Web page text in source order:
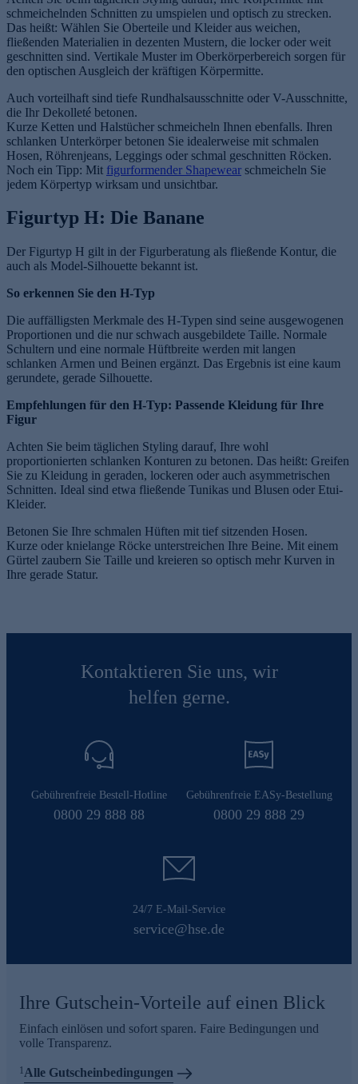
schmeichelnden Schnitten zu umspielen und optisch zu strecken.
Das heißt: Wählen Sie Oberteile und Kleider aus weichen,
fließenden Materialien in dezenten Mustern, die locker oder weit
geschnitten sind. Vertikale Muster im Oberkörperbereich sorgen für
den optischen Ausgleich der kräftigen Körpermitte.
Auch vorteilhaft sind tiefe Rundhalsausschnitte oder V-Ausschnitte,
die Ihr Dekolleté betonen.
Kurze Ketten und Halstücher schmeicheln Ihnen ebenfalls. Ihren
schlanken Unterkörper betonen Sie idealerweise mit schmalen
Hosen, Röhrenjeans, Leggings oder schmal geschnitten Röcken.
Noch ein Tipp: Mit figurformender Shapewear schmeicheln Sie
jedem Körpertyp wirksam und unsichtbar.
Figurtyp H: Die Banane
Der Figurtyp H gilt in der Figurberatung als fließende Kontur, die
auch als Model-Silhouette bekannt ist.
So erkennen Sie den H-Typ
Die auffälligsten Merkmale des H-Typen sind seine ausgewogenen
Proportionen und die nur schwach ausgebildete Taille. Normale
Schultern und eine normale Hüftbreite werden mit langen
schlanken Armen und Beinen ergänzt. Das Ergebnis ist eine kaum
gerundete, gerade Silhouette.
Empfehlungen für den H-Typ: Passende Kleidung für Ihre
Figur
Achten Sie beim täglichen Styling darauf, Ihre wohl
proportionierten schlanken Konturen zu betonen. Das heißt: Greifen
Sie zu Kleidung in geraden, lockeren oder auch asymmetrischen
Schnitten. Ideal sind etwa fließende Tunikas und Blusen oder Etui-
Kleider.
Betonen Sie Ihre schmalen Hüften mit tief sitzenden Hosen.
Kurze oder knielange Röcke unterstreichen Ihre Beine. Mit einem
Gürtel zaubern Sie Taille und kreieren so optisch mehr Kurven in
Ihre gerade Statur.
Kontaktieren Sie uns, wir
helfen gerne.
Gebührenfreie Bestell-Hotline
0800 29 888 88
Gebührenfreie EASy-Bestellung
0800 29 888 29
24/7 E-Mail-Service
service@hse.de
Ihre Gutschein-Vorteile auf einen Blick
Einfach einlösen und sofort sparen. Faire Bedingungen und
volle Transparenz.
1 Alle Gutscheinbedingungen